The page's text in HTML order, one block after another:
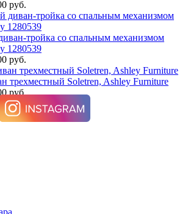
руб.
тройка со спальным механизмом
1280539
руб.
трехместный Soletren, Ashley Furniture
руб.